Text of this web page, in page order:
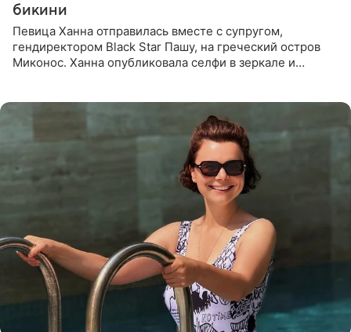
бикини
Певица Ханна отправилась вместе с супругом,
гендиректором Black Star Пашу, на греческий остров
Миконос. Ханна опубликовала селфи в зеркале и